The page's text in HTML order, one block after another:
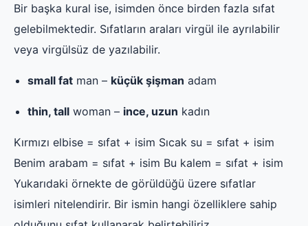
Bir başka kural ise, isimden önce birden fazla sıfat
gelebilmektedir. Sıfatların araları virgül ile ayrılabilir
veya virgülsüz de yazılabilir.
small fat man – küçük şişman adam
thin, tall woman – ince, uzun kadın
Kırmızı elbise = sıfat + isim Sıcak su = sıfat + isim
Benim arabam = sıfat + isim Bu kalem = sıfat + isim
Yukarıdaki örnekte de görüldüğü üzere sıfatlar
isimleri nitelendirir. Bir ismin hangi özelliklere sahip